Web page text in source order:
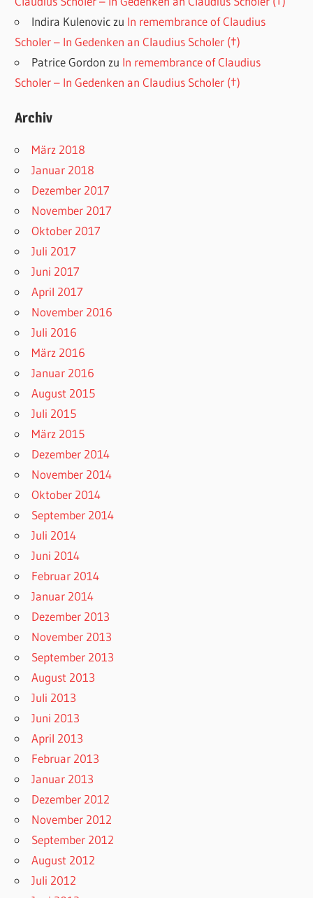
Indira Kulenoviczu In remembrance of Claudius
Scholer – In Gedenken an Claudius Scholer (†)
Patrice Gordon zu In remembrance of Claudius
Scholer – In Gedenken an Claudius Scholer (†)
Archiv
März 2018
Januar 2018
Dezember 2017
November 2017
Oktober 2017
Juli 2017
Juni 2017
April 2017
November 2016
Juli 2016
März 2016
Januar 2016
August 2015
Juli 2015
März 2015
Dezember 2014
November 2014
Oktober 2014
September 2014
Juli 2014
Juni 2014
Februar 2014
Januar 2014
Dezember 2013
November 2013
September 2013
August 2013
Juli 2013
Juni 2013
April 2013
Februar 2013
Januar 2013
Dezember 2012
November 2012
September 2012
August 2012
Juli 2012